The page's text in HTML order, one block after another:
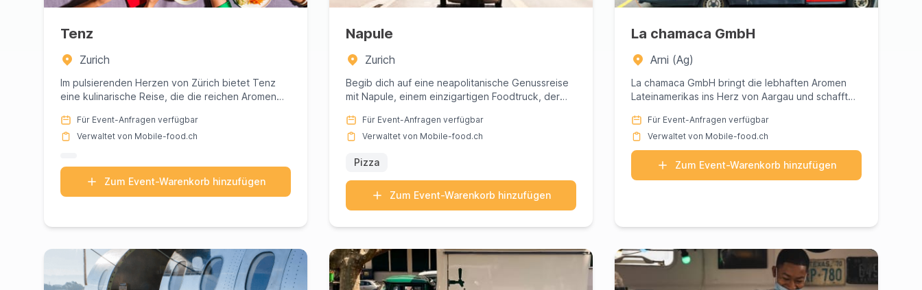
Tenz
Zurich
Im pulsierenden Herzen von Zürich bietet Tenz
eine kulinarische Reise, die die reichen Aromen
Für Event-Anfragen verfügbar
Verwaltet von Mobile-food.ch
Zum Event-Warenkorb hinzufügen
Napule
Zurich
Begib dich auf eine neapolitanische Genussreise
mit Napule, einem einzigartigen Foodtruck, der
Für Event-Anfragen verfügbar
Verwaltet von Mobile-food.ch
Pizza
Zum Event-Warenkorb hinzufügen
La chamaca GmbH
Arni (Ag)
La chamaca GmbH bringt die lebhaften Aromen
Lateinamerikas ins Herz von Aargau und schafft
Für Event-Anfragen verfügbar
Verwaltet von Mobile-food.ch
Zum Event-Warenkorb hinzufügen